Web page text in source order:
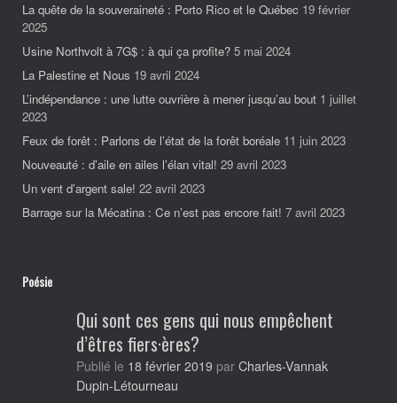
La quête de la souveraineté : Porto Rico et le Québec 19 février
2025
Usine Northvolt à 7G$ : à qui ça profite? 5 mai 2024
La Palestine et Nous 19 avril 2024
L’indépendance : une lutte ouvrière à mener jusqu’au bout 1 juillet
2023
Feux de forêt : Parlons de l’état de la forêt boréale 11 juin 2023
Nouveauté : d’aile en ailes l’élan vital! 29 avril 2023
Un vent d’argent sale! 22 avril 2023
Barrage sur la Mécatina : Ce n’est pas encore fait! 7 avril 2023
Poésie
Qui sont ces gens qui nous empêchent
d’êtres fiers·ères?
Publié le 18 février 2019 par Charles-Vannak
Dupin-Létourneau